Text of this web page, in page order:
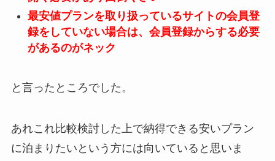
最安値プランを取り扱っているサイトの会員登
録をしていない場合は、会員登録からする必要
があるのがネック
と言ったところでした。
あれこれ比較検討した上で納得できる安いプラン
に泊まりたいという方には向いていると思いま